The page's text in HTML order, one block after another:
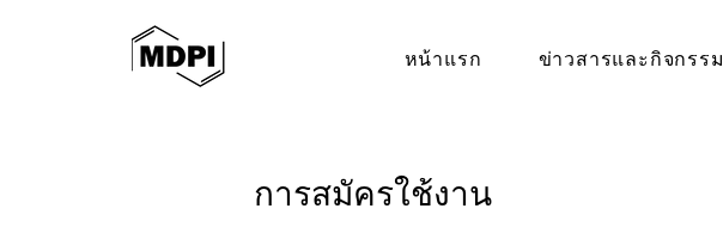
หน้าแรก ข่าวสารและกิจกรรม
การสมัครใช้งาน